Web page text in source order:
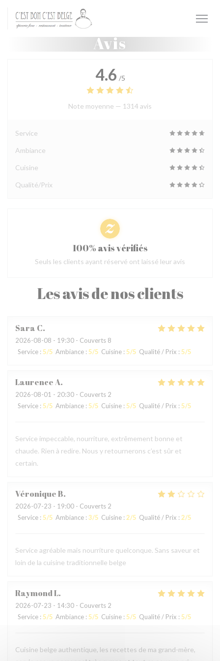
Personnalisation de vos choix en matière de cookies
Avis
Les avis de nos clients
Sara C
2026-08-08 - 19:30 - Couverts 8
Service : 5/5 Ambiance : 5/5 Cuisine : 5/5 Qualité / Prix : 5/5
LaurenceA
2026-08-01 - 20:30 - Couverts 2
Service : 5/5 Ambiance : 5/5 Cuisine : 5/5 Qualité / Prix : 5/5
Service impeccable, nourriture, extrêmement bonne et
chaude. Rien à redire. Nous y retournerons c’est sûr et
certain.
VéroniqueB
2026-07-23 - 19:00 - Couverts 2
Service : 5/5 Ambiance : 3/5 Cuisine : 2/5 Qualité / Prix : 2/5
Service agréable mais nourriture quelconque. Sans saveur et
loin de la cuisine traditionnelle belge
RaymondL
2026-07-23 - 14:30 - Couverts 2
Service : 5/5 Ambiance : 5/5 Cuisine : 5/5 Qualité / Prix : 5/5
Cuisine belge authentique, les recettes de ma grand-mère,
4.6 /5
Note moyenne — 1314 avis
Service
Ambiance
Cuisine
Qualité/Prix
100% avis vérifiés
Seuls les clients ayant réservé ont laissé leur avis